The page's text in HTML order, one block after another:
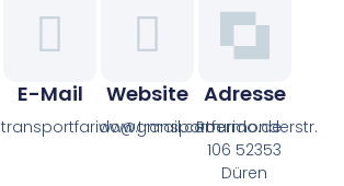
E-Mail
transportfarido@gmail.com
Website
www.transportfarido.de
Adresse
Roermonderstr.
106 52353
Düren